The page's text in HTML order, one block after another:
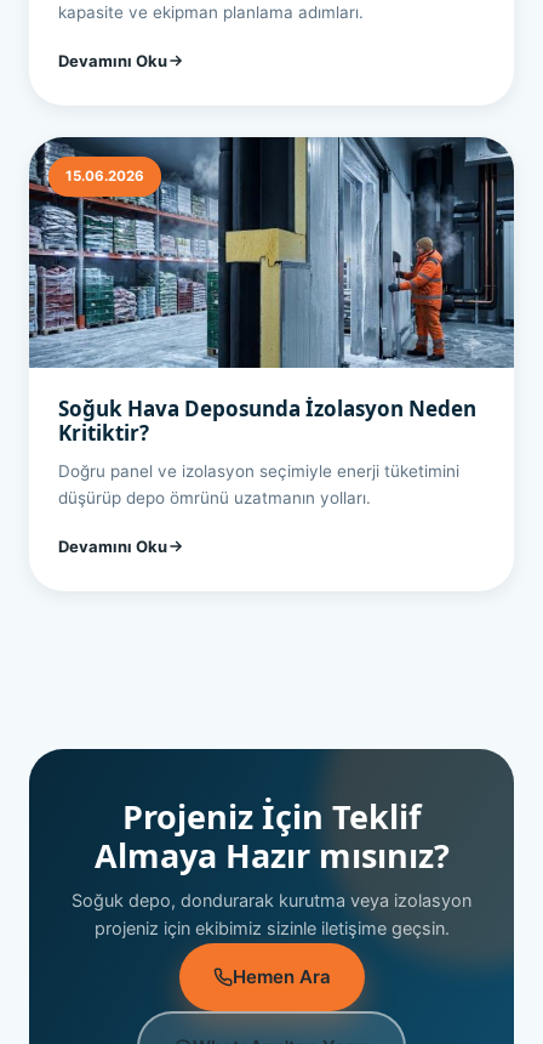
kapasite ve ekipman planlama adımları.
Devamını Oku
15.06.2026
Soğuk Hava Deposunda İzolasyon Neden
Kritiktir?
Doğru panel ve izolasyon seçimiyle enerji tüketimini
düşürüp depo ömrünü uzatmanın yolları.
Devamını Oku
Projeniz İçin Teklif
Almaya Hazır mısınız?
Soğuk depo, dondurarak kurutma veya izolasyon
projeniz için ekibimiz sizinle iletişime geçsin.
Hemen Ara